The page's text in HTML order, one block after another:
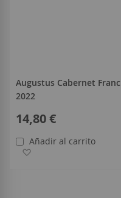
Augustus Cabernet Franc
2022
14,80 €
Añadir al carrito